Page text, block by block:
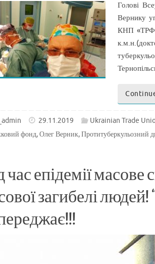
Голові
Вернику
КНП
29.11.2019 Ukrainian Trade
фонд,Олег Верник,Протитуберкульозний
час епідемії масове
загибелі людей!